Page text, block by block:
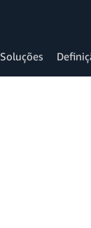
Soluções